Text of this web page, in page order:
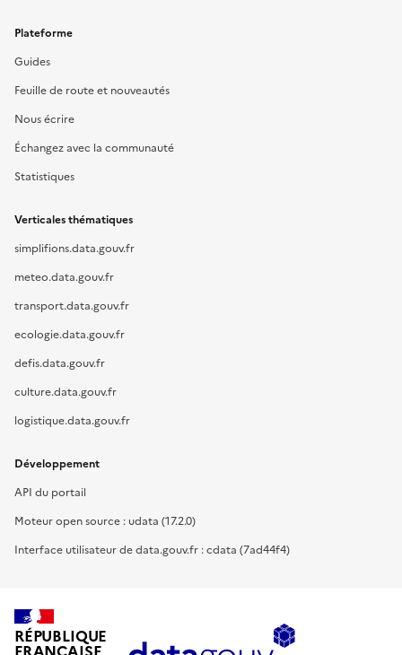
Plateforme
Guides
Feuille de route et nouveautés
Nous écrire
Échangez avec la communauté
Statistiques
Verticales thématiques
simplifions.data.gouv.fr
meteo.data.gouv.fr
transport.data.gouv.fr
ecologie.data.gouv.fr
defis.data.gouv.fr
culture.data.gouv.fr
logistique.data.gouv.fr
Développement
API du portail
Moteur open source : udata (17.2.0)
Interface utilisateur de data.gouv.fr : cdata (7ad44f4)
RÉPUBLIQUE